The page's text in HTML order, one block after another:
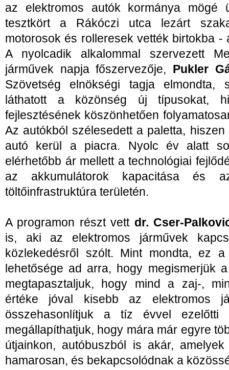
az elektromos autók kormánya
tesztkört a Rákóczi utca lezárt
motorosok és rolleresek vették birtokba -
A nyolcadik alkalommal szervezett
járművek napja főszervezője, Pukler
Szövetség elnökségi tagja elmondta,
láthatott a közönség új típusokat,
fejlesztésének köszönhetően
Az autókból szélesedett a paletta,
autó kerül a piacra. Nyolc év alatt
elérhetőbb ár mellett a technológiai
az akkumulátorok kapacitása és
töltőinfrastruktúra területén.
A programon részt vett dr. Cser-
is, aki az elektromos járművek
közlekedésről szólt. Mint mondta, ez
lehetősége ad arra, hogy megismerjük
megtapasztaljuk, hogy mind a zaj-,
értéke jóval kisebb az elektromos
összehasonlítjuk a tíz évvel ezelőtti
megállapíthatjuk, hogy mára már egyre
útjainkon, autóbuszból is akár,
hamarosan, és bekapcsolódnak a